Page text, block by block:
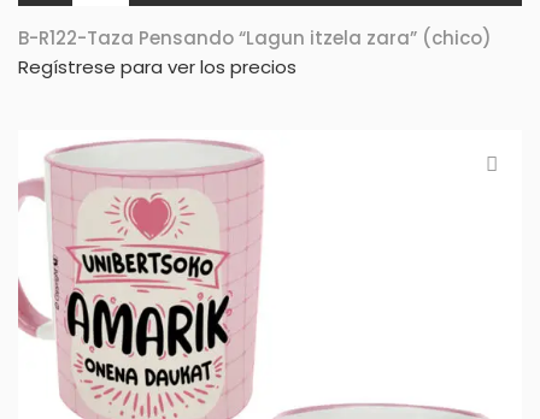
B-R122-Taza Pensando “Lagun itzela zara” (chico)
Regístrese para ver los precios